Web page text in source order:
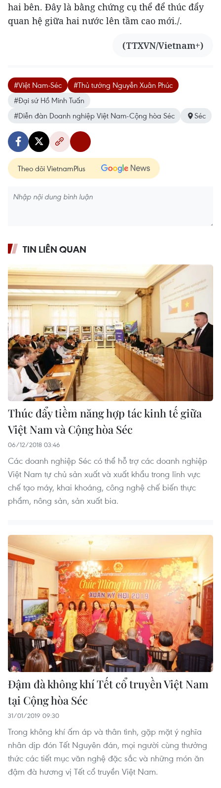
hai bên. Đây là bằng chứng cụ thể để thúc đẩy
quan hệ giữa hai nước lên tầm cao mới./.
(TTXVN/Vietnam+)
#Việt Nam-Séc
#Thủ tướng Nguyễn Xuân Phúc
#Đại sứ Hồ Minh Tuấn
#Diễn đàn Doanh nghiệp Việt Nam-Cộng hòa Séc
Séc
Theo dõi VietnamPlus
TIN LIÊN QUAN
Thúc đẩy tiềm năng hợp tác kinh tế giữa
Việt Nam và Cộng hòa Séc
06/12/2018 03:46
Các doanh nghiệp Séc có thể hỗ trợ các doanh nghiệp
Việt Nam tự chủ sản xuất và xuất khẩu trong lĩnh vực
chế tạo máy, khai khoáng, công nghệ chế biến thực
phẩm, nông sản, sản xuất bia.
Đậm đà không khí Tết cổ truyền Việt Nam
tại Cộng hòa Séc
31/01/2019 09:30
Trong không khí ấm áp và thân tình, gặp mặt ý nghĩa
nhân dịp đón Tết Nguyên đán, mọi người cùng thưởng
thức các tiết mục văn nghệ đặc sắc và những món ăn
đậm đà hương vị Tết cổ truyền Việt Nam.